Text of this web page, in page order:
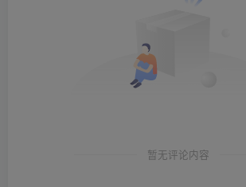
暂无评论内容